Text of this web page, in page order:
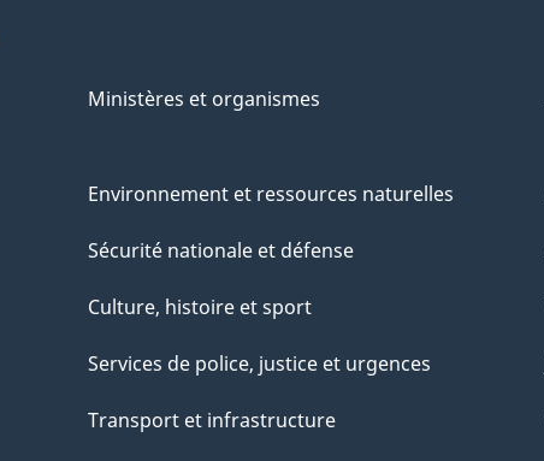
Ministères et organismes
Environnement et ressources naturelles
Sécurité nationale et défense
Culture, histoire et sport
Services de police, justice et urgences
Transport et infrastructure